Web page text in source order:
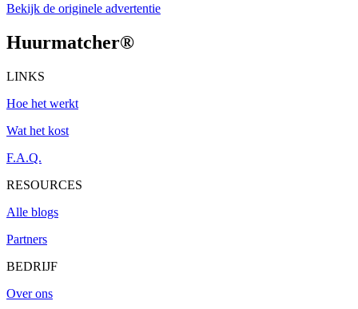
Bekijk de originele advertentie
Huurmatcher®
LINKS
Hoe het werkt
Wat het kost
F.A.Q.
RESOURCES
Alle blogs
Partners
BEDRIJF
Over ons